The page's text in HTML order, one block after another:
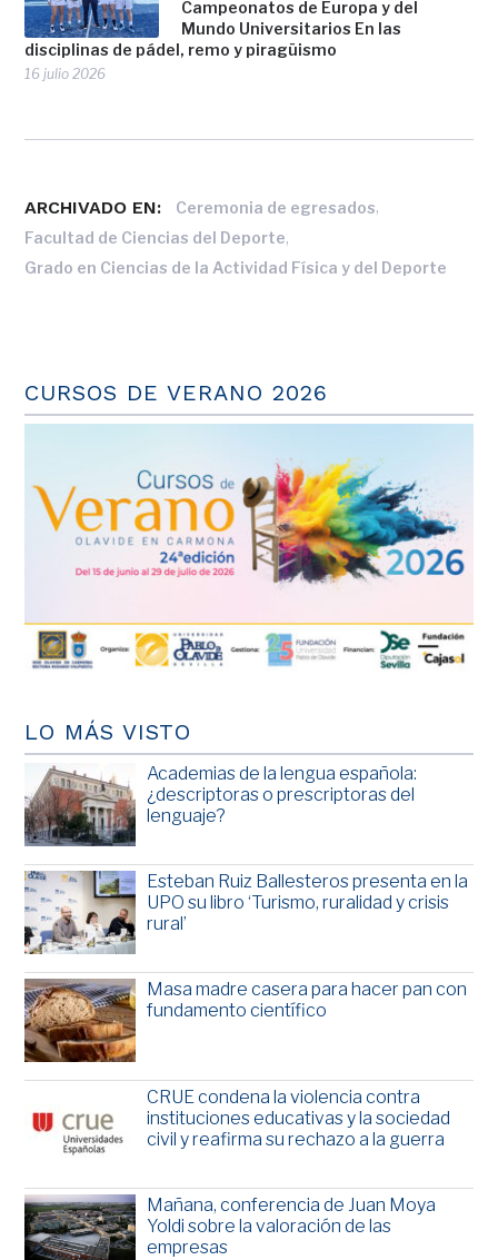
Campeonatos de Europa y del
Mundo Universitarios En las
disciplinas de pádel, remo y piragüismo
16 julio 2026
ARCHIVADO EN: Ceremonia de egresados,
Facultad de Ciencias del Deporte,
Grado en Ciencias de la Actividad Física y del Deporte
CURSOS DE VERANO 2026
LO MÁS VISTO
Academias de la lengua española:
¿descriptoras o prescriptoras del
lenguaje?
Esteban Ruiz Ballesteros presenta en la
UPO su libro ‘Turismo, ruralidad y crisis
rural’
Masa madre casera para hacer pan con
fundamento científico
CRUE condena la violencia contra
instituciones educativas y la sociedad
civil y reafirma su rechazo a la guerra
Mañana, conferencia de Juan Moya
Yoldi sobre la valoración de las
empresas